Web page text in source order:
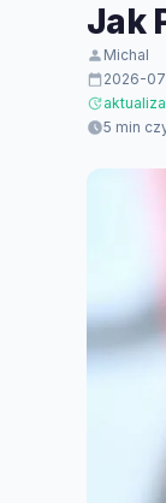
Jak
Michal
2026-
5 min